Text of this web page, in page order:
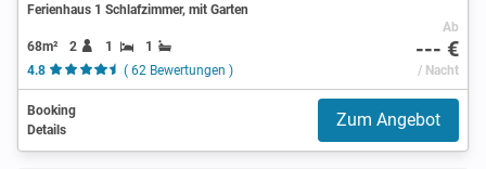
Ferienhaus 1 Schlafzimmer, mit Garten
68m² 2 1
1
4.8
( 62 Bewertungen )
Ab
--- €
/ Nacht
Booking
Details
Zum Angebot